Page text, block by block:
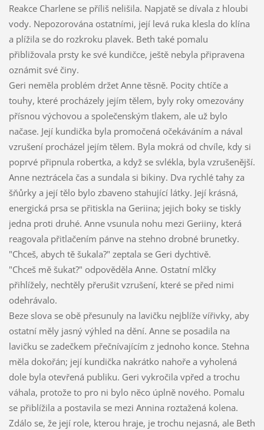
Reakce Charlene se příliš nelišila. Napjatě se dívala z hloubi
vody. Nepozorována ostatními, její levá ruka klesla do klína
a plížila se do rozkroku plavek. Beth také pomalu
přibližovala prsty ke své kundičce, ještě nebyla připravena
oznámit své činy.
Geri neměla problém držet Anne těsně. Pocity chtíče a
touhy, které procházely jejím tělem, byly roky omezovány
přísnou výchovou a společenským tlakem, ale už bylo
načase. Její kundička byla promočená očekáváním a nával
vzrušení procházel jejím tělem. Byla mokrá od chvíle, kdy si
poprvé připnula robertka, a když se svlékla, byla vzrušenější.
Anne neztrácela čas a sundala si bikiny. Dva rychlé tahy za
šňůrky a její tělo bylo zbaveno stahující látky. Její krásná,
energická prsa se přitiskla na Geriina; jejich boky se tiskly
jedna proti druhé. Anne vsunula nohu mezi Geriiny, která
reagovala přitlačením pánve na stehno drobné brunetky.
"Chceš, abych tě šukala?" zeptala se Geri dychtivě.
"Chceš mě šukat?" odpověděla Anne. Ostatní mlčky
přihlížely, nechtěly přerušit vzrušení, které se před nimi
odehrávalo.
Beze slova se obě přesunuly na lavičku nejblíže vířivky, aby
ostatní měly jasný výhled na dění. Anne se posadila na
lavičku se zadečkem přečnívajícím z jednoho konce. Stehna
měla dokořán; její kundička nakrátko nahoře a vyholená
dole byla otevřená publiku. Geri vykročila vpřed a trochu
váhala, protože to pro ni bylo něco úplně nového. Pomalu
se přiblížila a postavila se mezi Annina roztažená kolena.
Zdálo se, že její role, kterou hraje, je trochu nejasná, ale Beth